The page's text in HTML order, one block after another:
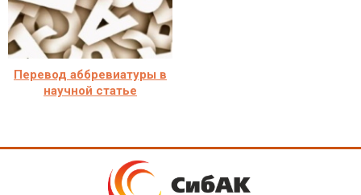
Перевод аббревиатуры в
научной статье